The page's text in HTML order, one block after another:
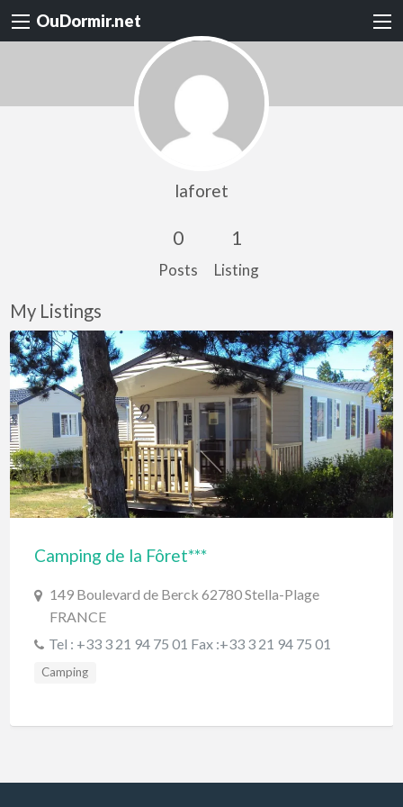
OuDormir.net
laforet
0
Posts
1
Listing
My Listings
Camping de la Fôret***
149 Boulevard de Berck 62780 Stella-Plage
FRANCE
Tel : +33 3 21 94 75 01 Fax :+33 3 21 94 75 01
Camping